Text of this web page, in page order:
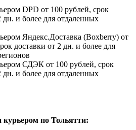
DPD от 100 рублей, срок
дн. и более для отдаленных
Яндекс.Доставка (Boxberry) от
доставки от 2 дн. и более для
СДЭК от 100 рублей, срок
дн. и более для отдаленных
курьером по Тольятти: